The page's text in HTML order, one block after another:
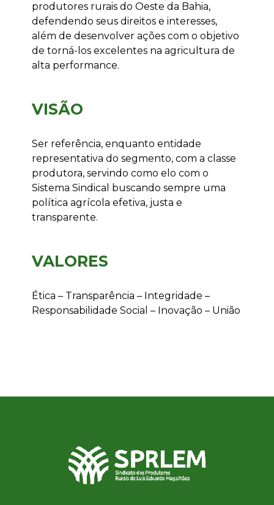
produtores rurais do Oeste da Bahia,
defendendo seus direitos e interesses,
além de desenvolver ações com o objetivo
de torná-los excelentes na agricultura de
alta performance.
VISÃO
Ser referência, enquanto entidade
representativa do segmento, com a classe
produtora, servindo como elo com o
Sistema Sindical buscando sempre uma
política agrícola efetiva, justa e
transparente.
VALORES
Ética – Transparência – Integridade –
Responsabilidade Social – Inovação – União